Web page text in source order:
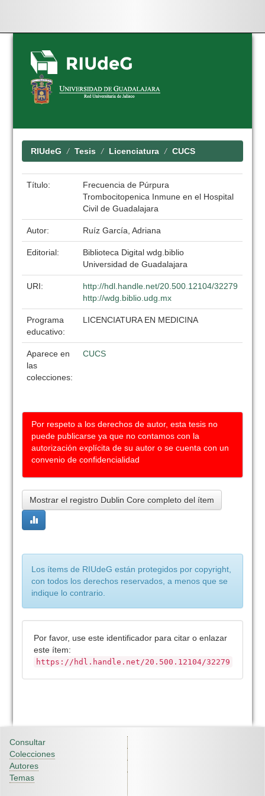
Skip
navigation
RIUdeG Tesis Licenciatura CUCS
Título:
Frecuencia de Púrpura
Trombocitopenica Inmune en el Hospital
Civil de Guadalajara
Autor: Ruíz García, Adriana
Editorial:
Biblioteca Digital wdg.biblio
Universidad de Guadalajara
URI:
http://hdl.handle.net/20.500.12104/32279
http://wdg.biblio.udg.mx
Programa
educativo:
LICENCIATURA EN MEDICINA
Aparece en
las
colecciones:
CUCS
Por respeto a los derechos de autor, esta tesis no
puede publicarse ya que no contamos con la
autorización explícita de su autor o se cuenta con un
convenio de confidencialidad
Mostrar el registro Dublin Core completo del ítem
Los ítems de RIUdeG están protegidos por copyright,
con todos los derechos reservados, a menos que se
indique lo contrario.
Por favor, use este identificador para citar o enlazar
este ítem:
https://hdl.handle.net/20.500.12104/32279
Consultar
Colecciones
Autores
Temas